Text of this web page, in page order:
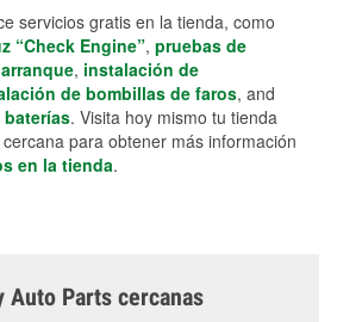
servicios gratis en la tienda, como
“Check Engine”, pruebas de
, instalación de
de bombillas de faros, and
. Visita hoy mismo tu tienda
cercana para obtener más información
en la tienda.
Auto Parts cercanas